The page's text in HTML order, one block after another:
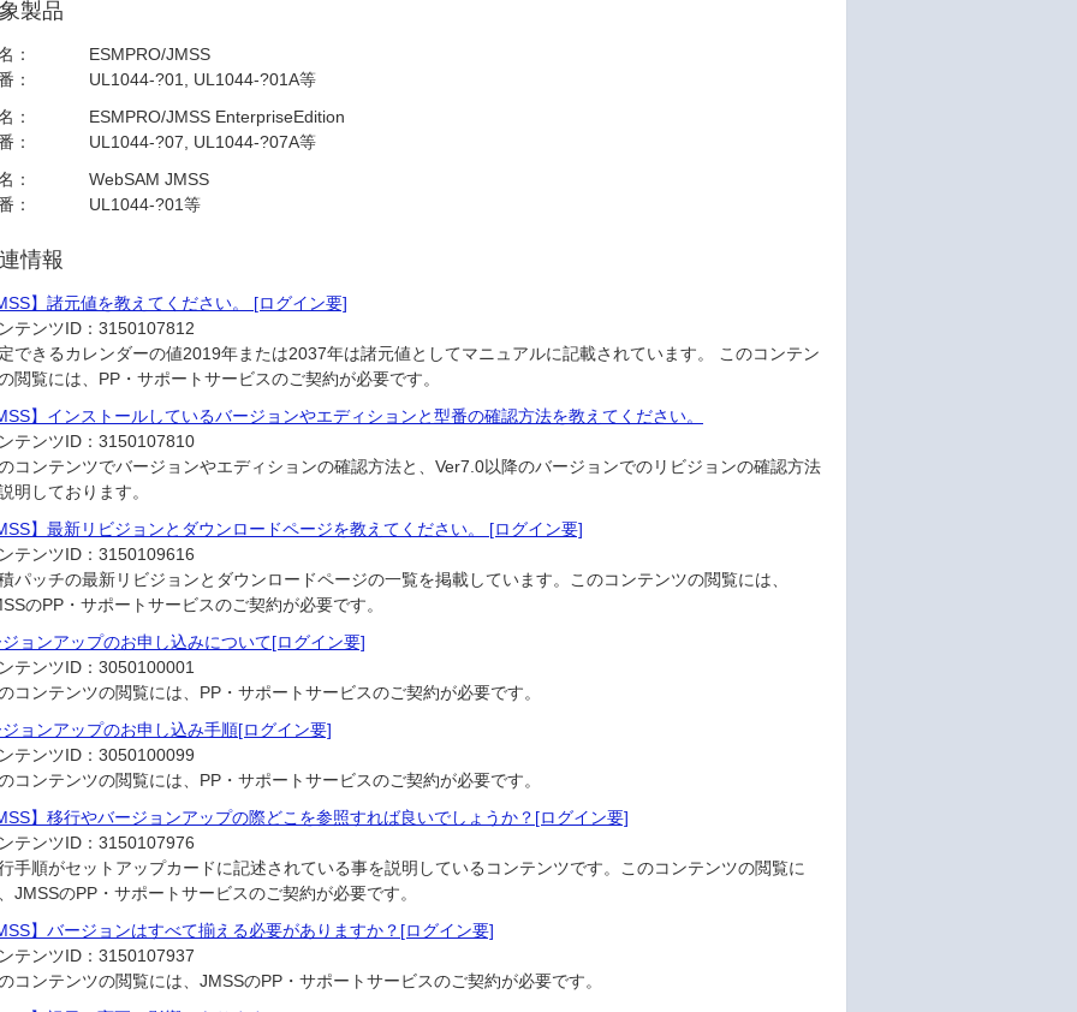
製品
：
ESMPRO/JMSS
：
UL1044-?01, UL1044-?01A等
：
ESMPRO/JMSS EnterpriseEdition
：
UL1044-?07, UL1044-?07A等
：
WebSAM JMSS
：
UL1044-?01等
情報
】諸元値を教えてください。 [ログイン要]
テンツID：3150107812
できるカレンダーの値2019年または2037年は諸元値としてマニュアルに記載されています。 このコンテン
閲覧には、PP・サポートサービスのご契約が必要です。
】インストールしているバージョンやエディションと型番の確認方法を教えてください。
テンツID：3150107810
コンテンツでバージョンやエディションの確認方法と、Ver7.0以降のバージョンでのリビジョンの確認方法
明しております。
】最新リビジョンとダウンロードページを教えてください。 [ログイン要]
テンツID：3150109616
パッチの最新リビジョンとダウンロードページの一覧を掲載しています。このコンテンツの閲覧には、
のPP・サポートサービスのご契約が必要です。
ョンアップのお申し込みについて[ログイン要]
テンツID：3050100001
コンテンツの閲覧には、PP・サポートサービスのご契約が必要です。
ョンアップのお申し込み手順[ログイン要]
テンツID：3050100099
コンテンツの閲覧には、PP・サポートサービスのご契約が必要です。
】移行やバージョンアップの際どこを参照すれば良いでしょうか？[ログイン要]
テンツID：3150107976
手順がセットアップカードに記述されている事を説明しているコンテンツです。このコンテンツの閲覧に
JMSSのPP・サポートサービスのご契約が必要です。
】バージョンはすべて揃える必要がありますか？[ログイン要]
テンツID：3150107937
コンテンツの閲覧には、JMSSのPP・サポートサービスのご契約が必要です。